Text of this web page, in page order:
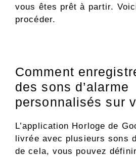
vous êtes prêt à partir.
procéder.
Comment
des sons d’alarme
personnalisés sur
L’application Horloge de
livrée avec plusieurs sons
de cela, vous pouvez